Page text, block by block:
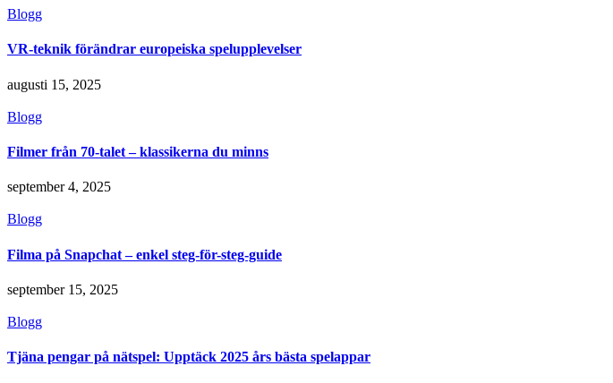
Blogg
VR-teknik förändrar europeiska spelupplevelser
augusti 15, 2025
Blogg
Filmer från 70-talet – klassikerna du minns
september 4, 2025
Blogg
Filma på Snapchat – enkel steg-för-steg-guide
september 15, 2025
Blogg
Tjäna pengar på nätspel: Upptäck 2025 års bästa spelappar